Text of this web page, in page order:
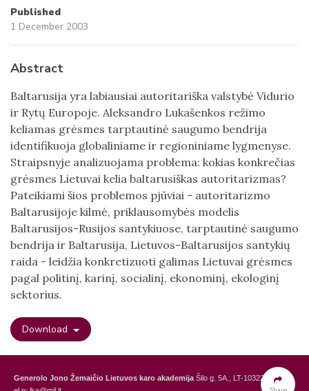
Published
1 December 2003
Abstract
Baltarusija yra labiausiai autoritariška valstybė Vidurio
ir Rytų Europoje. Aleksandro Lukašenkos režimo
keliamas grėsmes tarptautinė saugumo bendrija
identifikuoja globaliniame ir regioniniame lygmenyse.
Straipsnyje analizuojama problema: kokias konkrečias
grėsmes Lietuvai kelia baltarusiškas autoritarizmas?
Pateikiami šios problemos pjūviai - autoritarizmo
Baltarusijoje kilmė, priklausomybės modelis
Baltarusijos-Rusijos santykiuose, tarptautinė saugumo
bendrija ir Baltarusija, Lietuvos-Baltarusijos santykių
raida - leidžia konkretizuoti galimas Lietuvai grėsmes
pagal politinį, karinį, socialinį, ekonominį, ekologinį
sektorius.
Download
Generolo Jono Žemaičio Lietuvos karo akademija Šilo g. 5A., LT-10322 Vilnius,